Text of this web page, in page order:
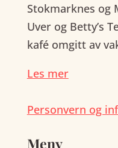
Stokmarknes og
Uver og Betty’s
kafé omgitt av
Les mer
Personvern og
Meny